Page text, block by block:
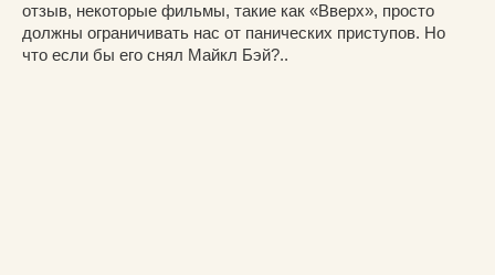
отзыв, некоторые фильмы, такие как «Вверх», просто
должны ограничивать нас от панических приступов. Но
что если бы его снял Майкл Бэй?..